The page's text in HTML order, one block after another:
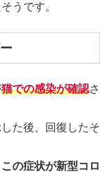
うです。
猫での感染が確認さ
た後、回復したそ
この症状が新型コロ